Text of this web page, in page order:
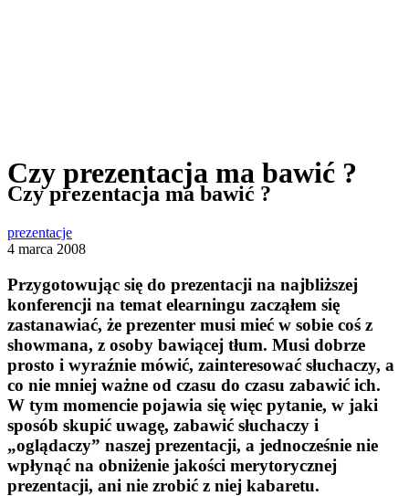
Czy prezentacja ma bawić ?
Czy prezentacja ma bawić ?
prezentacje
4 marca 2008
Przygotowując się do prezentacji na najbliższej
konferencji na temat elearningu zacząłem się
zastanawiać, że prezenter musi mieć w sobie coś z
showmana, z osoby bawiącej tłum. Musi dobrze
prosto i wyraźnie mówić, zainteresować słuchaczy, a
co nie mniej ważne od czasu do czasu zabawić ich.
W tym momencie pojawia się więc pytanie, w jaki
sposób skupić uwagę, zabawić słuchaczy i
„oglądaczy” naszej prezentacji, a jednocześnie nie
wpłynąć na obniżenie jakości merytorycznej
prezentacji, ani nie zrobić z niej kabaretu.